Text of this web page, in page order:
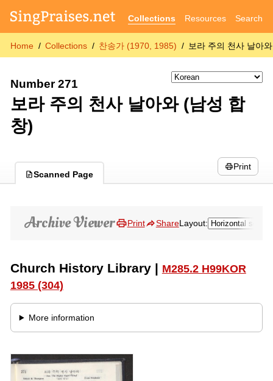
Collections Resources Search
Home Collections 찬송가 (1970, 1985) 보라 주의 천사 날아
Number 271
보라 주의 천사 날아와 (남성 합
창)
Scanned Page
Print